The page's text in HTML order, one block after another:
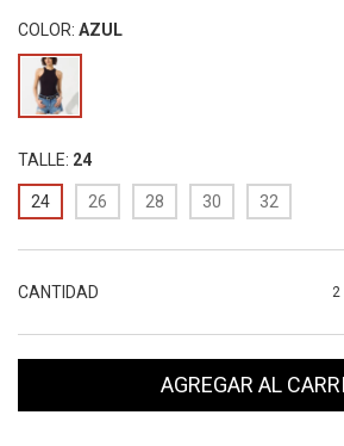
COLOR: AZUL
TALLE: 24
24 26 28 30 32
CANTIDAD 2